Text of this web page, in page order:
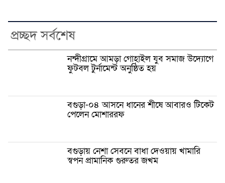
প্রচ্ছদ সর্বশেষ
নন্দীগ্রামে আমড়া গোহাইল যুব সমাজ উদ্যোগে
ফুটবল টুর্নামেন্ট অনুষ্ঠিত হয়
বগুড়া-০৪ আসনে ধানের শীষে আবারও টিকেট
পেলেন মোশাররফ
বগুড়ায় নেশা সেবনে বাধা দেওয়ায় খামারি
স্বপন প্রামানিক গুরুতর জখম